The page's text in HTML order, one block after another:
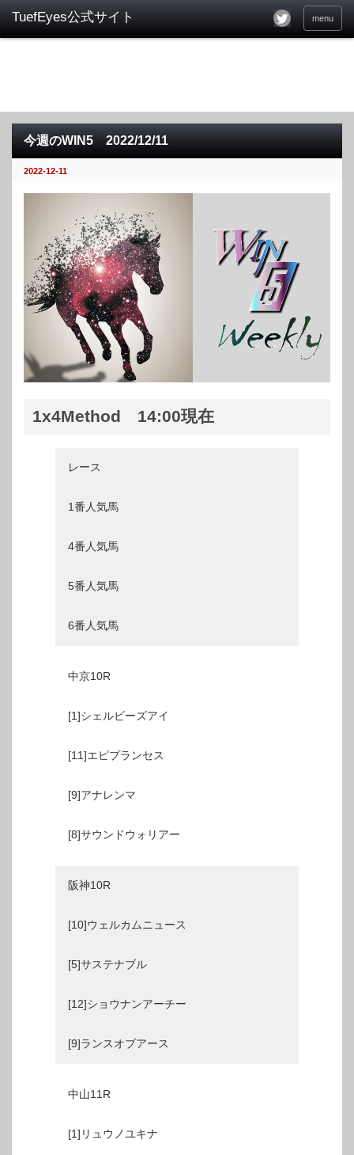
menu
今週のWIN5 2022/12/11
2022-12-11
1x4Method 14:00現在
レース
1番人気馬
4番人気馬
5番人気馬
6番人気馬
中京10R
[1]シェルビーズアイ
[11]エピプランセス
[9]アナレンマ
[8]サウンドウォリアー
阪神10R
[10]ウェルカムニュース
[5]サステナブル
[12]ショウナンアーチー
[9]ランスオブアース
中山11R
[1]リュウノユキナ